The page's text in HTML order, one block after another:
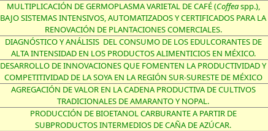
MULTIPLICACIÓN DE GERMOPLASMA VARIETAL DE CAFÉ (Coffeaspp.),
BAJO SISTEMAS INTENSIVOS, AUTOMATIZADOS Y CERTIFICADOS PARA LA
RENOVACIÓN DE PLANTACIONES COMERCIALES.
DIAGNÓSTICO Y ANÁLISIS DEL CONSUMO DE LOS EDULCORANTES DE
ALTA INTENSIDAD EN LOS PRODUCTOS ALIMENTICIOS EN MÉXICO.
DESARROLLO DE INNOVACIONES QUE FOMENTEN LA PRODUCTIVIDAD Y
COMPETITIVIDAD DE LA SOYA EN LA REGIÓN SUR-SURESTE DE MÉXICO
AGREGACIÓN DE VALOR EN LA CADENA PRODUCTIVA DE CULTIVOS
TRADICIONALES DE AMARANTO Y NOPAL.
PRODUCCIÓN DE BIOETANOL CARBURANTE A PARTIR DE
SUBPRODUCTOS INTERMEDIOS DE CAÑA DE AZÚCAR.